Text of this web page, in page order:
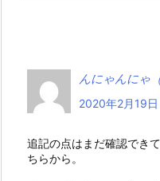
んにゃんにゃ
2020年2月19
追記の点はまだ確認でき
ちらから。